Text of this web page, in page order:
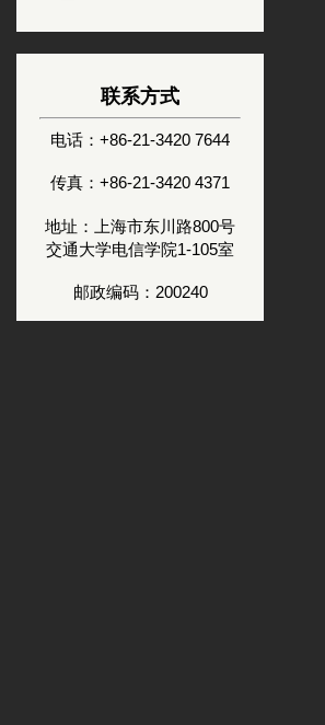
联系方式
电话：+86-21-3420 7644
传真：+86-21-3420 4371
地址：上海市东川路800号
交通大学电信学院1-105室
邮政编码：200240